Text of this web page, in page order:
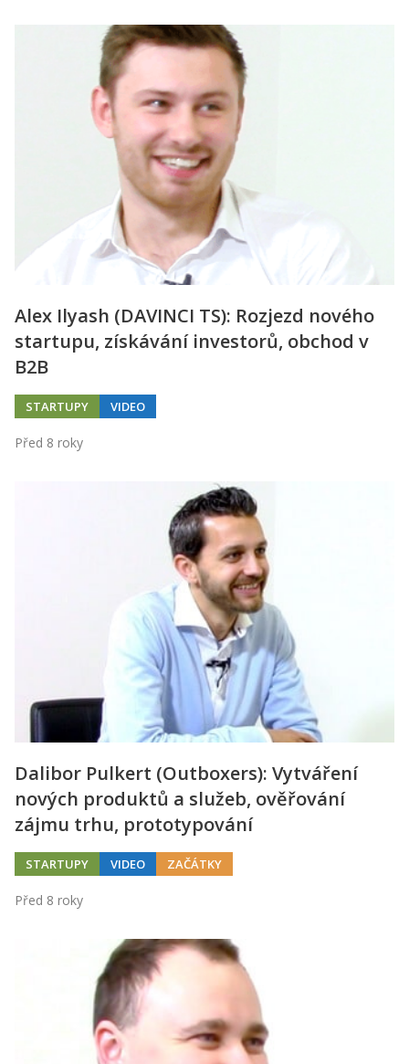
Alex Ilyash (DAVINCI TS): Rozjezd nového
startupu, získávání investorů, obchod v
B2B
STARTUPY VIDEO
Před 8 roky
Dalibor Pulkert (Outboxers): Vytváření
nových produktů a služeb, ověřování
zájmu trhu, prototypování
STARTUPY VIDEO ZAČÁTKY
Před 8 roky